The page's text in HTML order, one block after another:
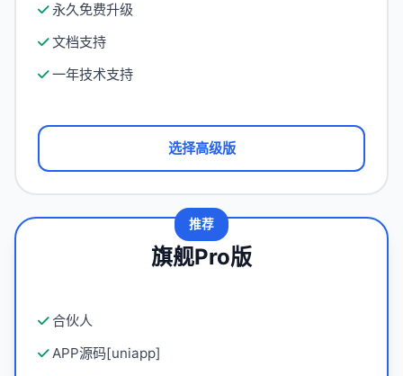
永久免费升级
文档支持
一年技术支持
选择高级版
推荐
旗舰Pro版
合伙人
APP源码[uniapp]